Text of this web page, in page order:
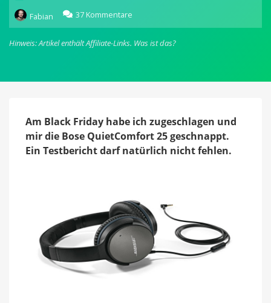
Fabian
37 Kommentare
Bose
QuietComfort
25
Eine
die
Ohren
Hinweis: Artikel enthält Affiliate-Links. Was ist das?
Am Black Friday habe ich zugeschlagen und
mir die Bose QuietComfort 25 geschnappt.
Ein Testbericht darf natürlich nicht fehlen.